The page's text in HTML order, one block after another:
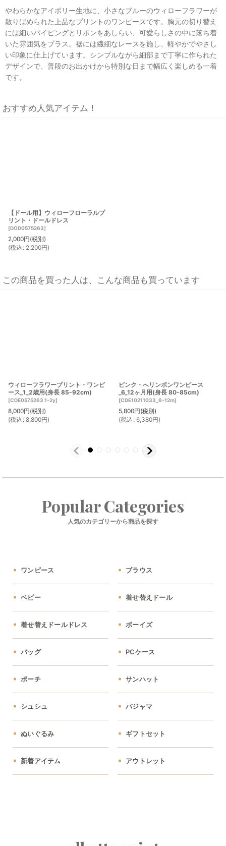
やわらかなアイボリー生地に、小さなブルーのウィローフラワーが
散りばめられた上品なプリントのワンピースです。胸元の切り替え
には細いパイピングとリボンをあしらい、可愛らしさの中に落ち着
いた雰囲気をプラス。裾には繊細なレースを施し、軽やかでやさし
い印象に仕上げています。シンプルながら細部まで丁寧に作られた
デザインで、普段のお出かけから特別な日まで幅広く楽しめる一着
です。
おすすめ人気アイテム！
【ドール用】ウィローフローラルプ
リント・ドールドレス
[DOD0575263]
2,000円(税別)
(税込 : 2,200円)
この商品を買った人は、こんな商品も買っています
ウィローフラワープリント・ワンピ
ース_1_2歳用(身長 85-92cm)
[CDE0575263 1-2y]
8,000円(税別)
(税込 : 8,800円)
ピンク・へリンボンワンピース
_6_12ヶ月用(身長 80-85cm)
[CDE10211033_6-12m]
5,800円(税別)
(税込 : 6,380円)
Popular Categories
人気のカテゴリーから商品を探す
ワンピース ブラウス
ベビー 着せ替えドール
着せ替えドールドレス ボーイズ
バッグ PCケース
ポーチ サンハット
シュシュ パジャマ
ぬいぐるみ ギフトセット
新着アイテム アウトレット